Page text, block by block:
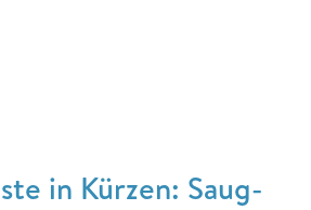
in Kürzen: Saug-